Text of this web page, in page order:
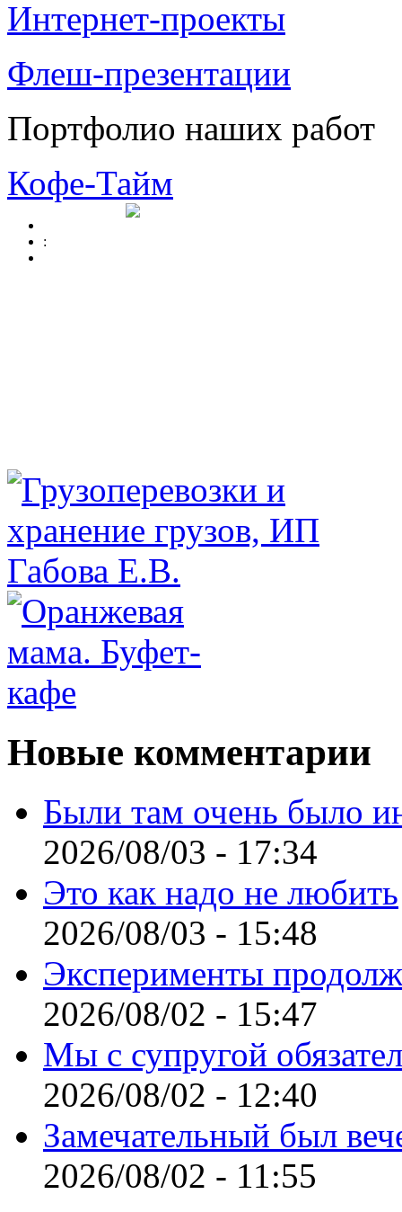
Интернет-проекты
Флеш-презентации
Портфолио наших работ
Кофе-Тайм
:
Новые комментарии
Были там очень было
2026/08/03 - 17:34
Это как надо не любить
2026/08/03 - 15:48
Эксперименты
2026/08/02 - 15:47
Мы с супругой
2026/08/02 - 12:40
Замечательный был
2026/08/02 - 11:55